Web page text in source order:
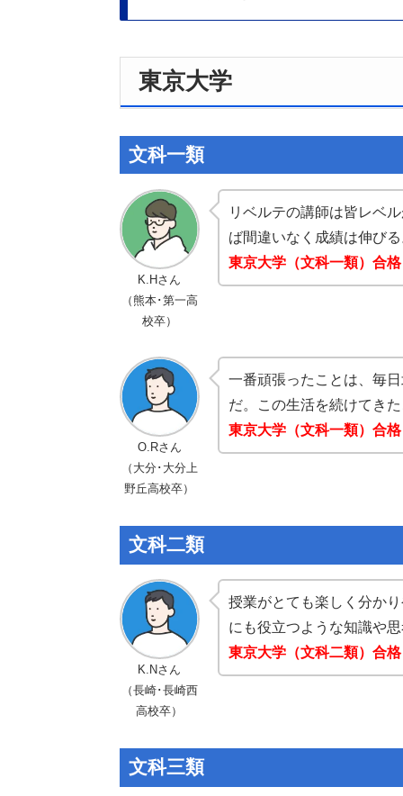
東京大学
文科一類
K.Hさん
（熊本･第一高
校卒）
リベルテの講師は皆レベ
ば間違いなく成績は伸び
東京大学（文科一類）合格
O.Rさん
（大分･大分上
野丘高校卒）
一番頑張ったことは、毎
だ。この生活を続けてき
東京大学（文科一類）合格
文科二類
K.Nさん
（長崎･長崎西
高校卒）
授業がとても楽しく分か
にも役立つような知識や
東京大学（文科二類）合格
文科三類